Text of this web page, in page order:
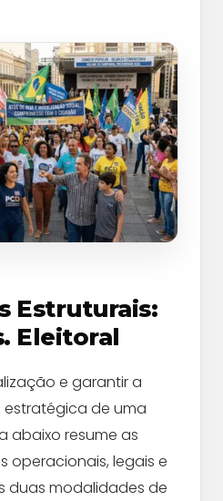
Estruturais:
Eleitoral
e garantir a
de uma
abaixo resume as
operacionais, legais e
duas modalidades de